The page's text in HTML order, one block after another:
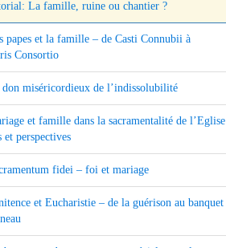
La famille, ruine ou chantier ?
papes et la famille – de Casti Connubii à
Consortio
miséricordieux de l’indissolubilité
et famille dans la sacramentalité de l’Eglise
perspectives
fidei – foi et mariage
et Eucharistie – de la guérison au banquet